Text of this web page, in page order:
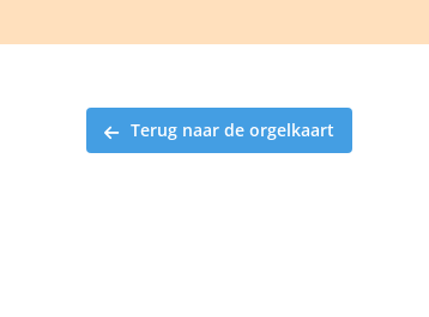
Terug naar de orgelkaart